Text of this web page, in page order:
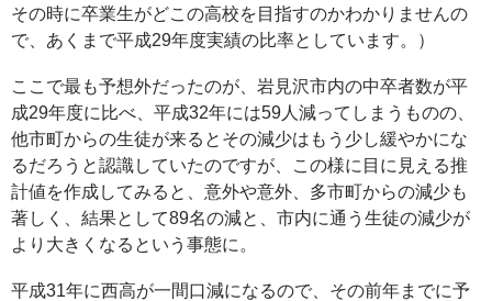
その時に卒業生がどこの高校を目指すのかわかりませんの
で、あくまで平成29年度実績の比率としています。）
ここで最も予想外だったのが、岩見沢市内の中卒者数が平
成29年度に比べ、平成32年には59人減ってしまうものの、
他市町からの生徒が来るとその減少はもう少し緩やかにな
るだろうと認識していたのですが、この様に目に見える推
計値を作成してみると、意外や意外、多市町からの減少も
著しく、結果として89名の減と、市内に通う生徒の減少が
より大きくなるという事態に。
平成31年に西高が一間口減になるので、その前年までに予